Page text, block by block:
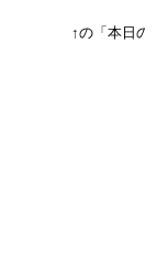
↑の「本日